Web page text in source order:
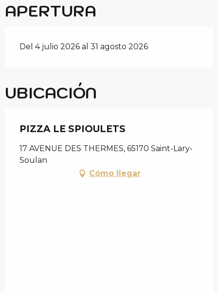
APERTURA
Del 4 julio 2026 al 31 agosto 2026
UBICACIÓN
PIZZA LE SPIOULETS
17 AVENUE DES THERMES, 65170 Saint-Lary-
Soulan
Cómo llegar